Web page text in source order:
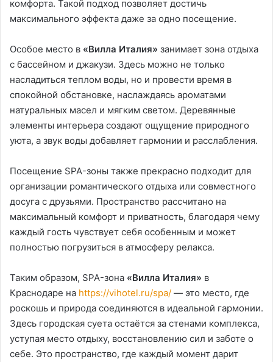
комфорта. Такой подход позволяет достичь
максимального эффекта даже за одно посещение.
Особое место в «Вилла Италия» занимает зона отдыха
с бассейном и джакузи. Здесь можно не только
насладиться теплом воды, но и провести время в
спокойной обстановке, наслаждаясь ароматами
натуральных масел и мягким светом. Деревянные
элементы интерьера создают ощущение природного
уюта, а звук воды добавляет гармонии и расслабления.
Посещение SPA-зоны также прекрасно подходит для
организации романтического отдыха или совместного
досуга с друзьями. Пространство рассчитано на
максимальный комфорт и приватность, благодаря чему
каждый гость чувствует себя особенным и может
полностью погрузиться в атмосферу релакса.
Таким образом, SPA-зона «Вилла Италия» в
Краснодаре на https://vihotel.ru/spa/ — это место, где
роскошь и природа соединяются в идеальной гармонии.
Здесь городская суета остаётся за стенами комплекса,
уступая место отдыху, восстановлению сил и заботе о
себе. Это пространство, где каждый момент дарит